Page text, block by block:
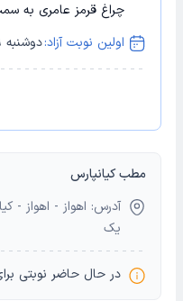
چراغ قرمز عامری به
اولین نوبت آزاد:دوشنبه 19 مرداد | 16:30
مطب کیانپارس
یک
در حال حاضر نوبتی